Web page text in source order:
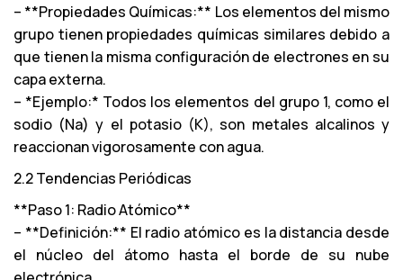
– **Propiedades Químicas:** Los elementos del mismo
grupo tienen propiedades químicas similares debido a
que tienen la misma configuración de electrones en su
capa externa.
– *Ejemplo:* Todos los elementos del grupo 1, como el
sodio (Na) y el potasio (K), son metales alcalinos y
reaccionan vigorosamente con agua.
2.2 Tendencias Periódicas
**Paso 1: Radio Atómico**
– **Definición:** El radio atómico es la distancia desde
el núcleo del átomo hasta el borde de su nube